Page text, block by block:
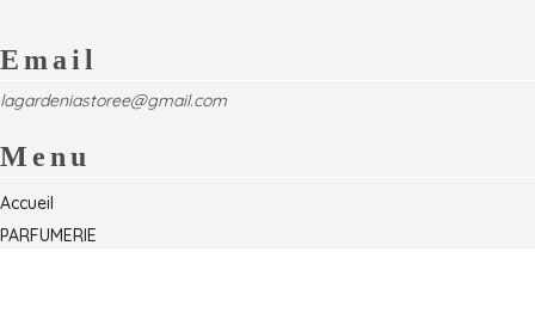
Email
lagardeniastoree@gmail.com
Menu
Accueil
PARFUMERIE